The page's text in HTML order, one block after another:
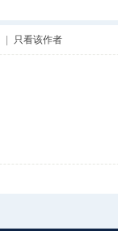
只看该作者